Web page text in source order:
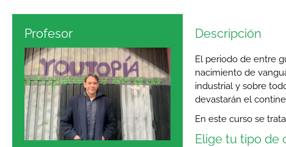
Profesor Descripción
El periodo de entre
nacimiento de
industrial y sobre
devastarán el
En este curso se
Elige tu tipo de